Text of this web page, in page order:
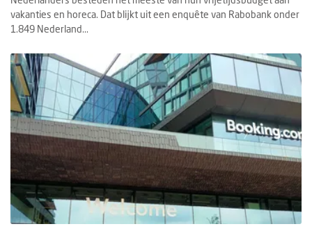
vakanties en horeca. Dat blijkt uit een enquête van Rabobank onder
1.849 Nederland...